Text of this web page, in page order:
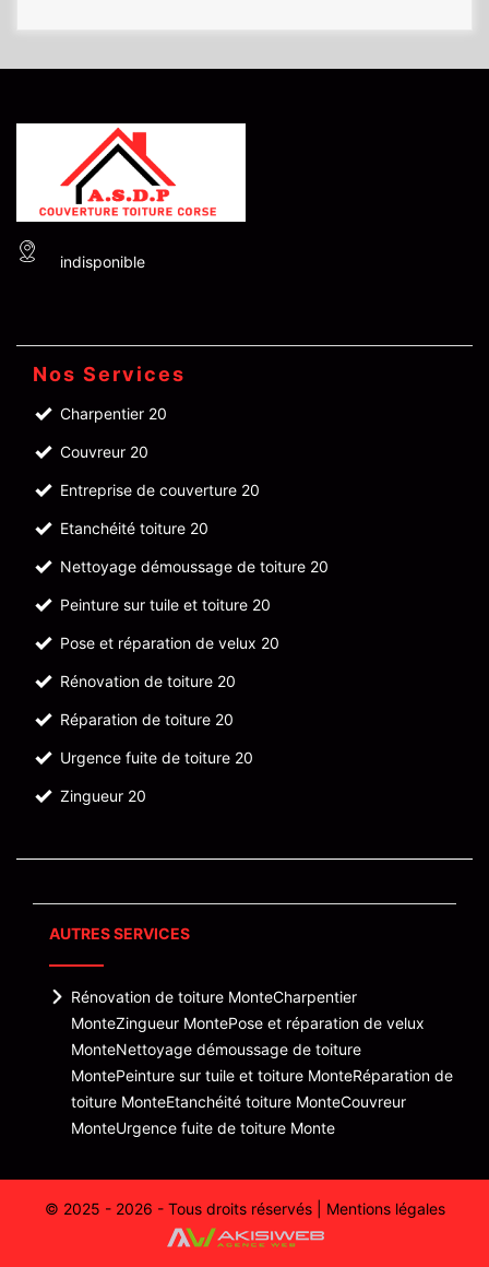
indisponible
Nos Services
Charpentier 20
Couvreur 20
Entreprise de couverture 20
Etanchéité toiture 20
Nettoyage démoussage de toiture 20
Peinture sur tuile et toiture 20
Pose et réparation de velux 20
Rénovation de toiture 20
Réparation de toiture 20
Urgence fuite de toiture 20
Zingueur 20
AUTRES SERVICES
Rénovation de toiture MonteCharpentier
MonteZingueur MontePose et réparation de velux
MonteNettoyage démoussage de toiture
MontePeinture sur tuile et toiture MonteRéparation de
toiture MonteEtanchéité toiture MonteCouvreur
MonteUrgence fuite de toiture Monte
© 2025 - 2026 - Tous droits réservés | Mentions légales